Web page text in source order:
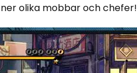
olika mobbar och chefer!